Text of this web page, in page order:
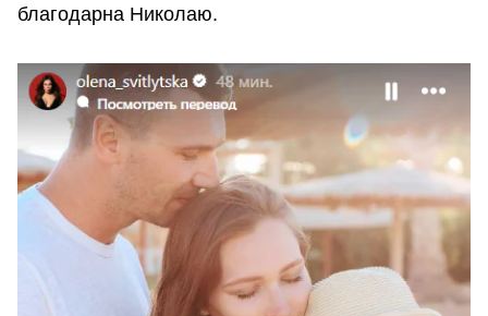
благодарна Николаю.